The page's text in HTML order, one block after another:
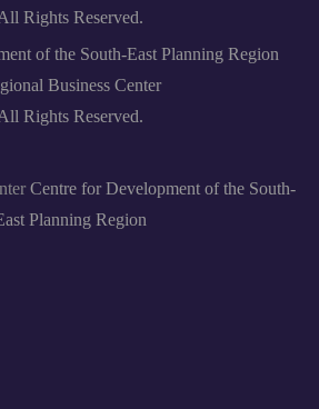
Rights Reserved.
of the South-East Planning Region
Business Center
Rights Reserved.
Centre for Development of the South-
Planning Region